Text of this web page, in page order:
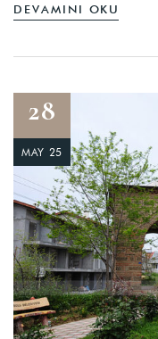
DEVAMINI OKU
28
MAY 25